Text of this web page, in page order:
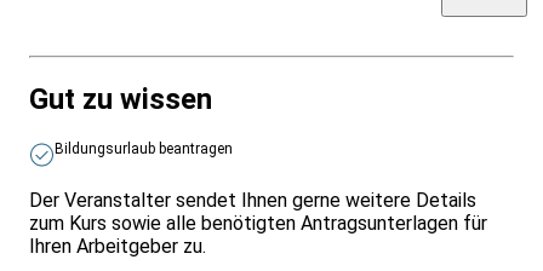
Gut zu wissen
Bildungsurlaub beantragen
Der Veranstalter sendet Ihnen gerne weitere Details
zum Kurs sowie alle benötigten Antragsunterlagen für
Ihren Arbeitgeber zu.